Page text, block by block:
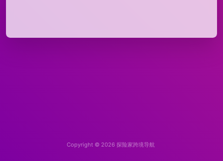
Copyright © 2026 探险家跨境导航